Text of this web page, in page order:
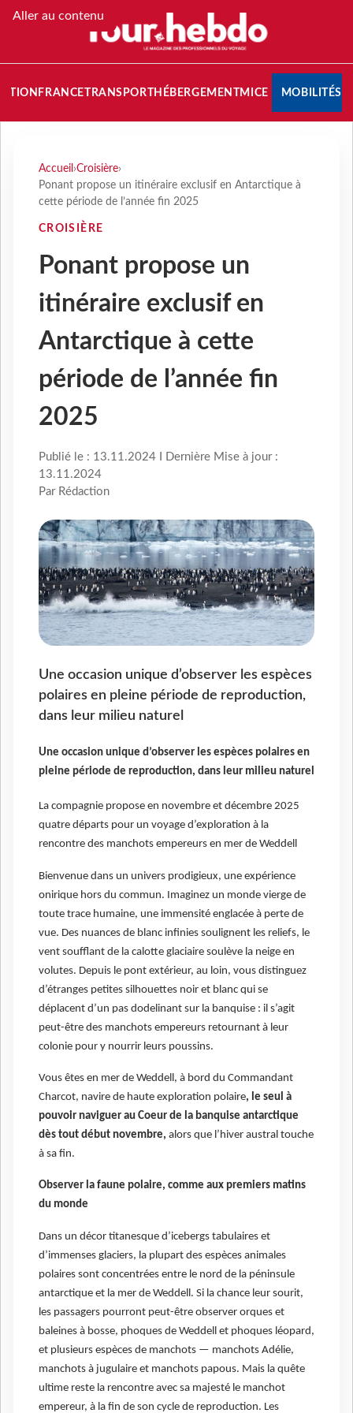
Aller au contenu
FRANCETRANSPORT HÉBERGEMENTMICE MOBILITÉS
Accueil ›Croisière›
Ponant propose un itinéraire exclusif en Antarctique à
cette période de l’année fin 2025
CROISIÈRE
Ponant propose un
itinéraire exclusif en
Antarctique à cette
période de l’année fin
2025
Publié le : 13.11.2024 I Dernière Mise à jour :
13.11.2024
Par Rédaction
Une occasion unique d’observer les espèces
polaires en pleine période de reproduction,
dans leur milieu naturel
Une occasion unique d’observer les espèces polaires en
pleine période de reproduction, dans leur milieu naturel
La compagnie propose en novembre et décembre 2025
quatre départs pour un voyage d’exploration à la
rencontre des manchots empereurs en mer de Weddell
Bienvenue dans un univers prodigieux, une expérience
onirique hors du commun. Imaginez un monde vierge de
toute trace humaine, une immensité englacée à perte de
vue. Des nuances de blanc infinies soulignent les reliefs, le
vent soufflant de la calotte glaciaire soulève la neige en
volutes. Depuis le pont extérieur, au loin, vous distinguez
d’étranges petites silhouettes noir et blanc qui se
déplacent d’un pas dodelinant sur la banquise : il s’agit
peut-être des manchots empereurs retournant à leur
colonie pour y nourrir leurs poussins.
Vous êtes en mer de Weddell, à bord du Commandant
Charcot, navire de haute exploration polaire, le seul à
pouvoir naviguer au Coeur de la banquise antarctique
dès tout début novembre, alors que l’hiver austral touche
à sa fin.
Observer la faune polaire, comme aux premiers matins
du monde
Dans un décor titanesque d’icebergs tabulaires et
d’immenses glaciers, la plupart des espèces animales
polaires sont concentrées entre le nord de la péninsule
antarctique et la mer de Weddell. Si la chance leur sourit,
les passagers pourront peut-être observer orques et
baleines à bosse, phoques de Weddell et phoques léopard,
et plusieurs espèces de manchots — manchots Adélie,
manchots à jugulaire et manchots papous. Mais la quête
ultime reste la rencontre avec sa majesté le manchot
empereur, à la fin de son cycle de reproduction. Les